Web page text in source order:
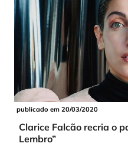
publicado em 20/03/2020
Clarice Falcão recria o
Lembro”